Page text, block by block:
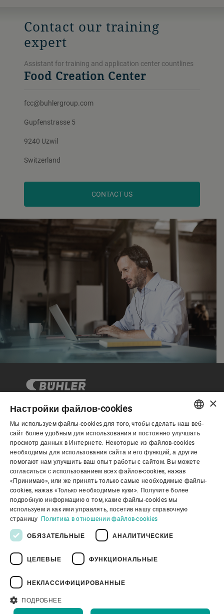
Contact our training
expert
Assistant for training and application center countlines
Food Creation Center
fcc@buhlergroup.com
Gupfenstrasse 5
9240 Uzwil
Switzerland
CONTACT US
Корпоративное управление
О нас
Полезные ссылки
Политика конфиденциальности
Youtube Privacy Policy
ENGLISH
SPANISH
GERMAN
FRENCH
PORTUGUESE
×
Настройки файлов-cookies
Мы используем файлы-cookies для того, чтобы сделать наш веб-
сайт более удобным для использования и постоянно улучшать
просмотр данных в Интернете. Некоторые из файлов-cookies
необходимы для использования сайта и его функций, а другие
помогают нам улучшить ваш опыт работы с сайтом. Вы можете
согласиться с использованием всех файлов-cookies, нажав
«Принимаю», или же принять только самые необходимые файлы-
cookies, нажав «Только необходимые куки». Получите более
подробную информацию о том, какие файлы-cookies мы
используем и как ими управлять, посетив нашу справочную
страницу Политика в отношении файлов-cookies
ОБЯЗАТЕЛЬНЫЕ АНАЛИТИЧЕСКИЕ
ЦЕЛЕВЫЕ ФУНКЦИОНАЛЬНЫЕ
НЕКЛАССИФИЦИРОВАННЫЕ
ПОДРОБНЕЕ